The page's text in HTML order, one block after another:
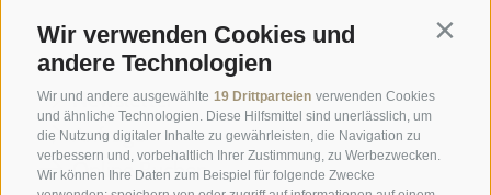
Wir verwenden Cookies und
andere Technologien
Wir und andere ausgewählte 19 Drittparteien verwenden Cookies
und ähnliche Technologien. Diese Hilfsmittel sind unerlässlich, um
die Nutzung digitaler Inhalte zu gewährleisten, die Navigation zu
verbessern und, vorbehaltlich Ihrer Zustimmung, zu Werbezwecken.
Wir können Ihre Daten zum Beispiel für folgende Zwecke
Tripadvisor - Giovelli
Newsletter
Anfrage
Online Buchen